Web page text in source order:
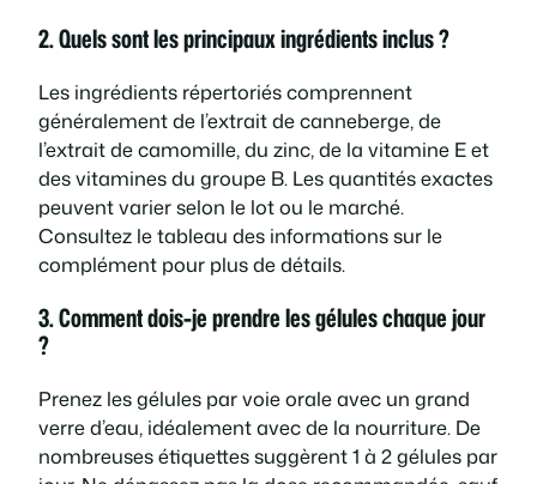
2. Quels sont les principaux ingrédients inclus ?
Les ingrédients répertoriés comprennent
généralement de l’extrait de canneberge, de
l’extrait de camomille, du zinc, de la vitamine E et
des vitamines du groupe B. Les quantités exactes
peuvent varier selon le lot ou le marché.
Consultez le tableau des informations sur le
complément pour plus de détails.
3. Comment dois-je prendre les gélules chaque jour
?
Prenez les gélules par voie orale avec un grand
verre d’eau, idéalement avec de la nourriture. De
nombreuses étiquettes suggèrent 1 à 2 gélules par